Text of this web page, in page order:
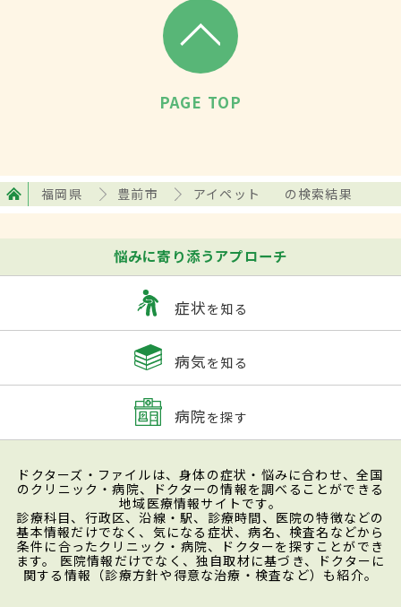
PAGE TOP
福岡県 豊前市 アイペット の検索結果
悩みに寄り添うアプローチ
症状を知る
病気を知る
病院を探す
ドクターズ・ファイルは、身体の症状・悩みに合わせ、全国
のクリニック・病院、ドクターの情報を調べることができる
地域医療情報サイトです。
診療科目、行政区、沿線・駅、診療時間、医院の特徴などの
基本情報だけでなく、気になる症状、病名、検査名などから
条件に合ったクリニック・病院、ドクターを探すことができ
ます。 医院情報だけでなく、独自取材に基づき、ドクターに
関する情報（診療方針や得意な治療・検査など）も紹介。